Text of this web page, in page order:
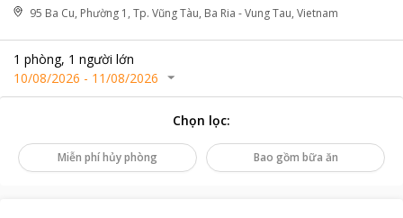
95 Ba Cu, Phường 1, Tp. Vũng Tàu, Ba Ria - Vung Tau, Vietnam
1 phòng, 1 người lớn
10/08/2026 - 11/08/2026
Chọn lọc:
Miễn phí hủy phòng Bao gồm bữa ăn